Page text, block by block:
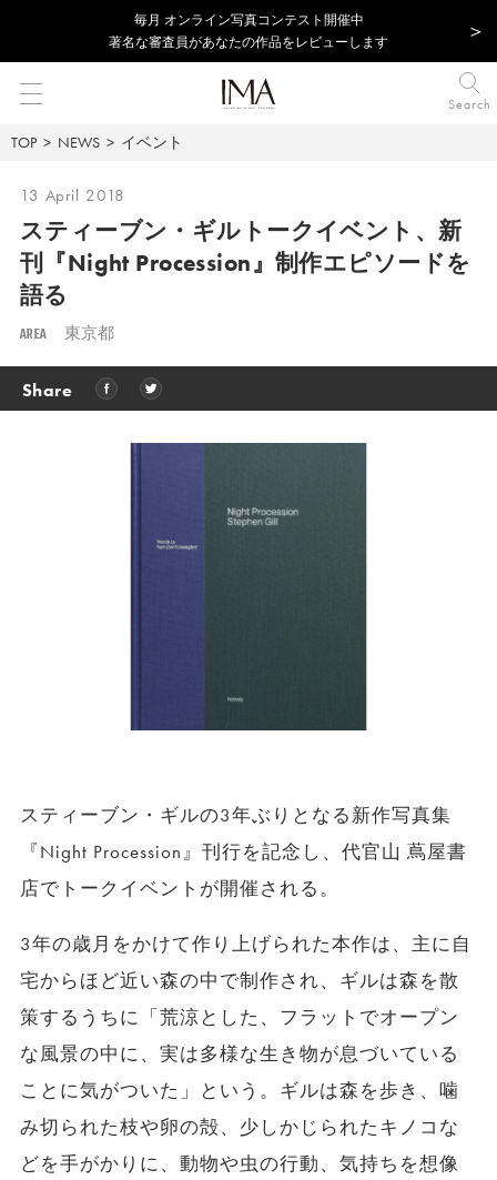
毎⽉ オンライン写真コンテスト開催中
著名な審査員があなたの作品をレビューします
Search
TOP NEWS イベント
13 April 2018
スティーブン・ギルトークイベント、新
刊『Night Procession』制作エピソードを
語る
AREA 東京都
Share
スティーブン・ギルの3年ぶりとなる新作写真集
『Night Procession』刊行を記念し、代官山 蔦屋書
店でトークイベントが開催される。
3年の歳月をかけて作り上げられた本作は、主に自
宅からほど近い森の中で制作され、ギルは森を散
策するうちに「荒涼とした、フラットでオープン
な風景の中に、実は多様な生き物が息づいている
ことに気がついた」という。ギルは森を歩き、噛
み切られた枝や卵の殻、少しかじられたキノコな
どを手がかりに、動物や虫の行動、気持ちを想像